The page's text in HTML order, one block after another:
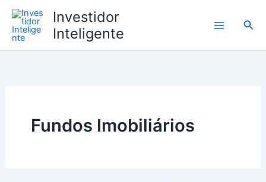
para
conteúdo
Investidor
Inteligente
Fundos Imobiliários